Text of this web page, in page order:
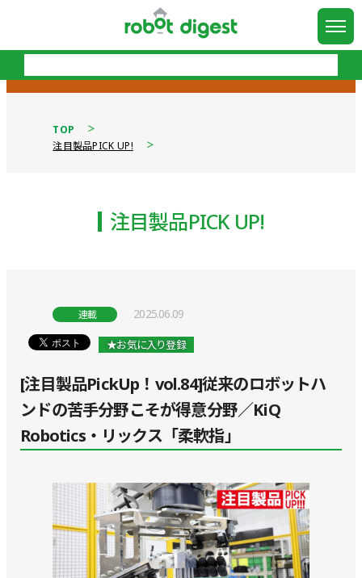
TOP
注目製品PICK UP!
注目製品PICK UP!
連載 2025.06.09
★お気に入り登録
[注目製品PickUp！vol.84]従来のロボットハ
ンドの苦手分野こそが得意分野／KiQ
Robotics・リックス「柔軟指」